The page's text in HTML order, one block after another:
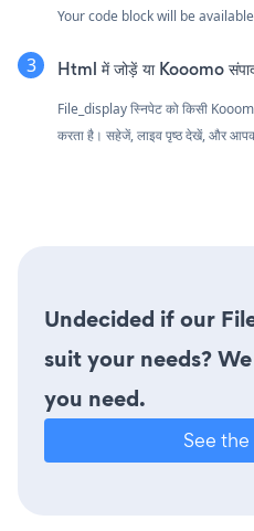
Your code block will be
Html में जोड़ें या Kooomo
File_display स्निपेट को किसी
करता है। सहेजें, लाइव पृष्ठ देखें, और
Undecided if our
suit your needs?
you need.
See